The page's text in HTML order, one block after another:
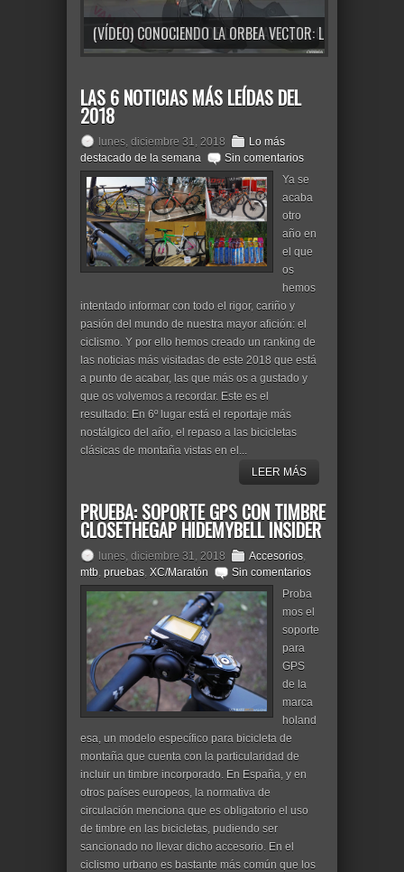
LAS 6 NOTICIAS MÁS LEÍDAS DEL
2018
lunes, diciembre 31, 2018
Lo más
destacado de la semana
Sin comentarios
Ya se
acaba
otro
año en
el que
os
hemos
intentado informar con todo el rigor, cariño y
pasión del mundo de nuestra mayor afición: el
ciclismo. Y por ello hemos creado un ranking de
las noticias más visitadas de este 2018 que está
a punto de acabar, las que más os a gustado y
que os volvemos a recordar. Este es el
resultado: En 6º lugar está el reportaje más
nostálgico del año, el repaso a las bicicletas
clásicas de montaña vistas en el...
LEER MÁS
PRUEBA: SOPORTE GPS CON TIMBRE
CLOSETHEGAP HIDEMYBELL INSIDER
lunes, diciembre 31, 2018 Accesorios,
mtb, pruebas, XC/Maratón
Sin comentarios
Proba
mos el
soporte
para
GPS
de la
marca
holand
esa, un modelo específico para bicicleta de
montaña que cuenta con la particularidad de
incluir un timbre incorporado. En España, y en
otros países europeos, la normativa de
circulación menciona que es obligatorio el uso
de timbre en las bicicletas, pudiendo ser
sancionado no llevar dicho accesorio. En el
ciclismo urbano es bastante más común que los